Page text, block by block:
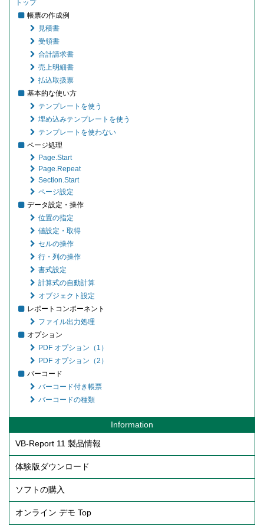
トップ
帳票の作成例
見積書
受領書
合計請求書
売上明細書
払込取扱票
基本的な使い方
テンプレートを使う
埋め込みテンプレートを使う
テンプレートを使わない
ページ処理
Page.Start
Page.Repeat
Section.Start
ページ設定
データ設定・操作
位置の指定
値設定・取得
セルの操作
行・列の操作
書式設定
計算式の自動計算
オブジェクト設定
レポートコンポーネント
ファイル出力処理
オプション
PDF オプション（1）
PDF オプション（2）
バーコード
バーコード付き帳票
バーコードの種類
Information
VB-Report 11 製品情報
体験版ダウンロード
ソフトの購入
オンライン デモ Top